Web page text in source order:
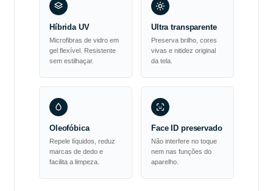
Híbrida UV
Microfibras de vidro em
gel flexível. Resistente
sem estilhaçar.
Ultra transparente
Preserva brilho, cores
vivas e nitidez original
da tela.
Oleofóbica
Repele líquidos, reduz
marcas de dedo e
facilita a limpeza.
Face ID preservado
Não interfere no toque
nem nas funções do
aparelho.